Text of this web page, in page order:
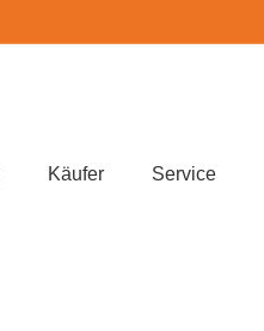
Käufer Service